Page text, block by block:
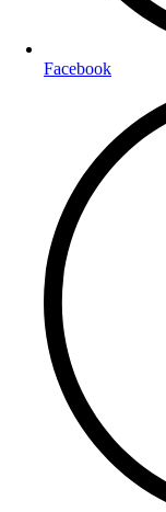
Facebook